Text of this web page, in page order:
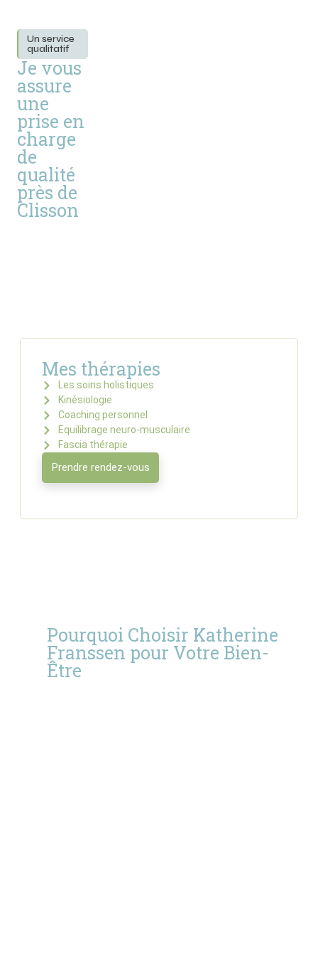
Un service
qualitatif
Je vous
assure
une
prise en
charge
de
qualité
près de
Clisson
Mes thérapies
Les soins holistiques
Kinésiologie
Coaching personnel
Equilibrage neuro-musculaire
Fascia thérapie
Prendre rendez-vous
Pourquoi Choisir Katherine
Franssen pour Votre Bien-
Être